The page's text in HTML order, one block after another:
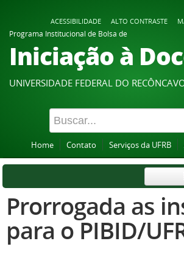
ACESSIBILIDADE ALTO CONTRASTE
Programa Institucional de Bolsa de
Iniciação à
UNIVERSIDADE FEDERAL DO
Home Contato Serviços da UFRB
Prorrogada as
para o PIBID/